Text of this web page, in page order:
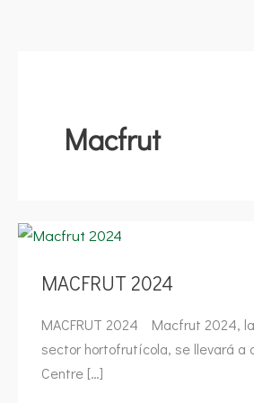
Macfrut
MACFRUT 2024
MACFRUT 2024 Macfrut 2024,
sector hortofrutícola, se llevará a
Centre […]
MACFRUT
2024